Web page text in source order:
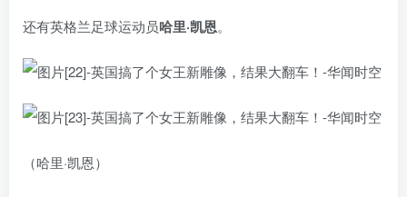
还有英格兰足球运动员哈里·凯恩。
（哈里·凯恩）